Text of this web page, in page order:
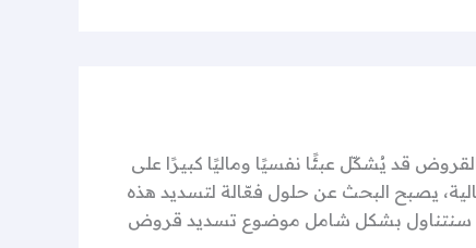
قد يُشكّل عبئًا نفسيًا وماليًا كبيرًا على
يصبح البحث عن حلول فعّالة لتسديد هذه
سنتناول بشكل شامل موضوع تسديد قروض